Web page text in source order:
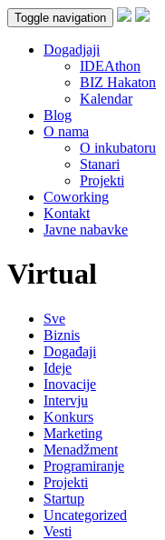
Toggle navigation
Dogadjaji
IDEAthon
BIZ Hakaton
Kalendar
Blog
O nama
O inkubatoru
Stanari
Projekti
Coworking
Kontakt
Javne nabavke
Virtual
Sve
Biznis
Događaji
Ideje
Inovacije
Intervju
Konkurs
Marketing
Menadžment
Programiranje
Projekti
Startup
Uncategorized
Vesti